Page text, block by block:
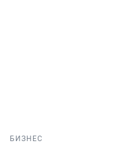
БИЗНЕС